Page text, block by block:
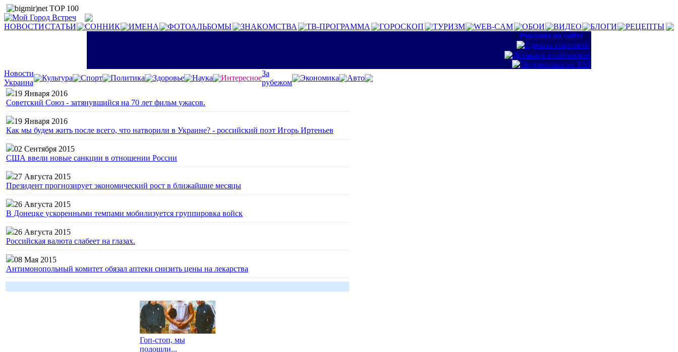
НОВОСТИСТАТЬИ СОННИК ИМЕНА ФОТОАЛЬБОМЫ ЗНАКОМСТВА ТВ-ПРОГРАММА ГОРОСКОП ТУРИЗМ WEB-CAM ОБОИ ВИДЕО БЛОГИ
РЕЦЕПТЫ
:: Реклама на сайте ::
Новости
Украина
Культура Спорт Политика Здоровье Наука Интересное
За
рубежом
Экономика
Авто
19 Января 2016
Советский Союз - затянувшийся на 70 лет фильм ужасов.
19 Января 2016
Как мы будем жить после всего, что натворили в Украине? - российский поэт Игорь Иртеньев
02 Сентября 2015
США ввели новые санкции в отношении России
27 Августа 2015
Президент прогнозирует экономический рост в ближайшие месяцы
26 Августа 2015
В Донецке ускоренными темпами мобилизуется группировка войск
26 Августа 2015
Российская валюта слабеет на глазах.
08 Мая 2015
Антимонопольный комитет обязал аптеки снизить цены на лекарства
Гоп-стоп, мы
подошли...